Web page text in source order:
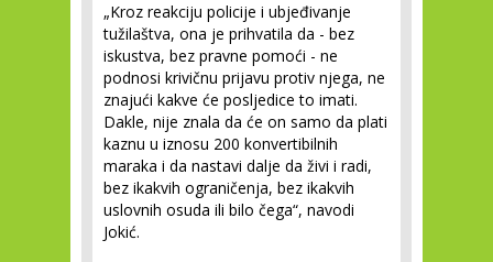
„Kroz reakciju policije i ubjeđivanje
tužilaštva, ona je prihvatila da - bez
iskustva, bez pravne pomoći - ne
podnosi krivičnu prijavu protiv njega, ne
znajući kakve će posljedice to imati.
Dakle, nije znala da će on samo da plati
kaznu u iznosu 200 konvertibilnih
maraka i da nastavi dalje da živi i radi,
bez ikakvih ograničenja, bez ikakvih
uslovnih osuda ili bilo čega“, navodi
Jokić.